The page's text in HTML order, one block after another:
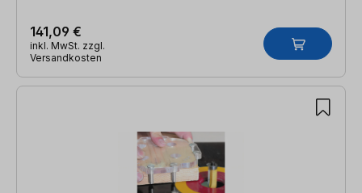
141,09 €
inkl. MwSt. zzgl.
Versandkosten